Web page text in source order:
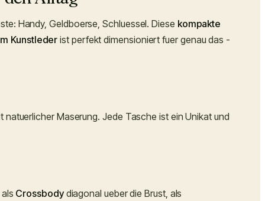
Handy, Geldboerse, Schluessel. Diese kompakte
Kunstleder ist perfekt dimensioniert fuer genau das -
natuerlicher Maserung. Jede Tasche ist ein Unikat und
Crossbodydiagonal ueber die Brust, als